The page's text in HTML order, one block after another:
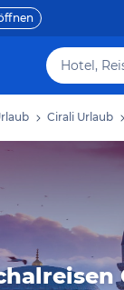
Cirali Urlaub